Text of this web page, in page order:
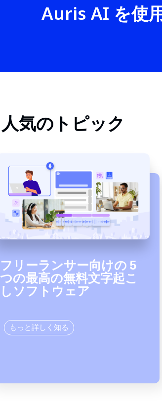
Auris AI を使
人気のトピック
フリーランサー向けの 5
つの最高の無料文字起こ
しソフトウェア
もっと詳しく知る